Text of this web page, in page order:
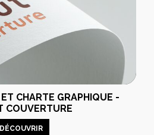
CHARTE GRAPHIQUE -
COUVERTURE
DÉCOUVRIR